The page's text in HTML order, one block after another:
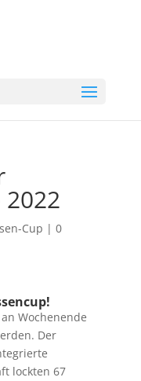
2022
Cup | 0
Wochenende
Der
lockten 67